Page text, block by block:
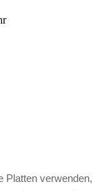
Platten verwenden,